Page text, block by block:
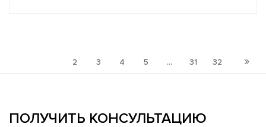
2 3 4 5 ... 31 32
ПОЛУЧИТЬ КОНСУЛЬТАЦИЮ